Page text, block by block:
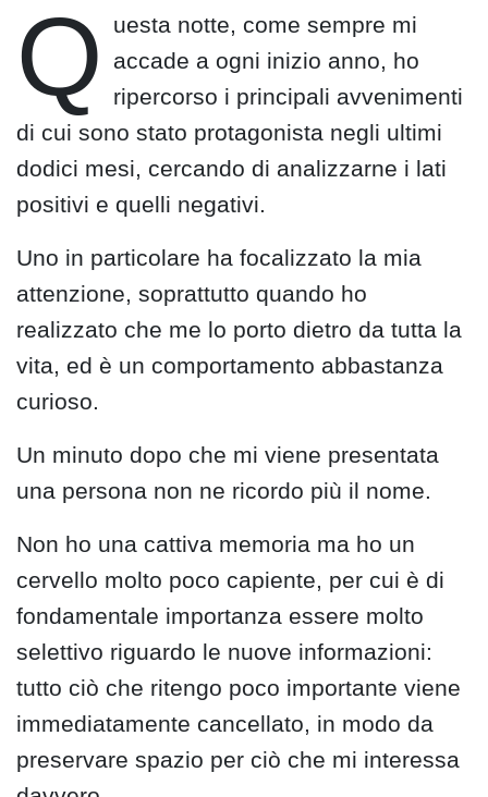
Q
uesta notte, come sempre mi
accade a ogni inizio anno, ho
ripercorso i principali avvenimenti
di cui sono stato protagonista negli ultimi
dodici mesi, cercando di analizzarne i lati
positivi e quelli negativi.
Uno in particolare ha focalizzato la mia
attenzione, soprattutto quando ho
realizzato che me lo porto dietro da tutta la
vita, ed è un comportamento abbastanza
curioso.
Un minuto dopo che mi viene presentata
una persona non ne ricordo più il nome.
Non ho una cattiva memoria ma ho un
cervello molto poco capiente, per cui è di
fondamentale importanza essere molto
selettivo riguardo le nuove informazioni:
tutto ciò che ritengo poco importante viene
immediatamente cancellato, in modo da
preservare spazio per ciò che mi interessa